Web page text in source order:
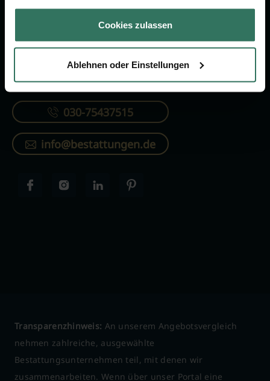
gesammelt haben.
Cookies zulassen
Ablehnen oder Einstellungen
Ratgeber
Kostenlos registrieren
KONTAKTIEREN SIE UNS
030-75437515
info@bestattungen.de
Transparenzhinweis: An unserem Angebotsvergleich
nehmen zahlreiche, ausgewählte
Bestattungsunternehmen teil, mit denen wir
zusammenarbeiten. Wenn über unser Portal eine